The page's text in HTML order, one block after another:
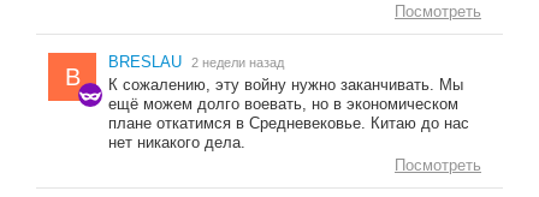
Посмотреть
B
BRESLAU 2 недели назад
К сожалению, эту войну нужно заканчивать. Мы
ещё можем долго воевать, но в экономическом
плане откатимся в Средневековье. Китаю до нас
нет никакого дела.
Посмотреть